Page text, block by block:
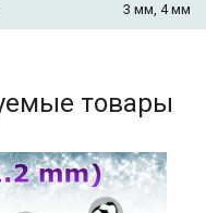
3 мм, 4 мм
товары